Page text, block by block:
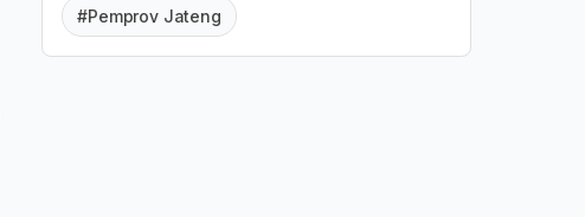
#Pemprov Jateng